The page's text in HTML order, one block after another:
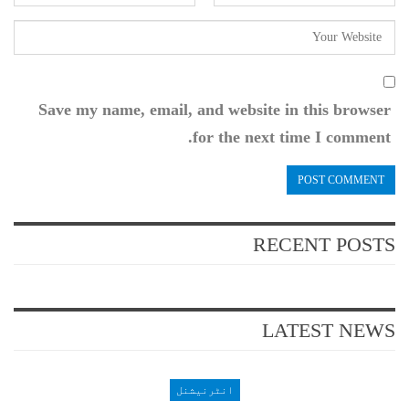
Save my name, email, and website in this browser
for the next time I comment.
RECENT POSTS
LATEST NEWS
انٹرنیشنل